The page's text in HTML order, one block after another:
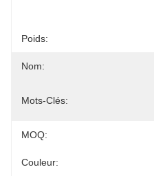
Poids:
Nom:
Mots-Clés:
MOQ:
Couleur: